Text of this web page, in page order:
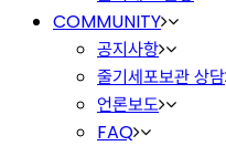
COMMUNITY
공지사항
줄기세포보관 상담
언론보도
FAQ